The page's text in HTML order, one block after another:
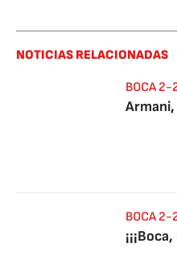
NOTICIAS RELACIONADAS
BOCA 2-
Armani,
BOCA 2-